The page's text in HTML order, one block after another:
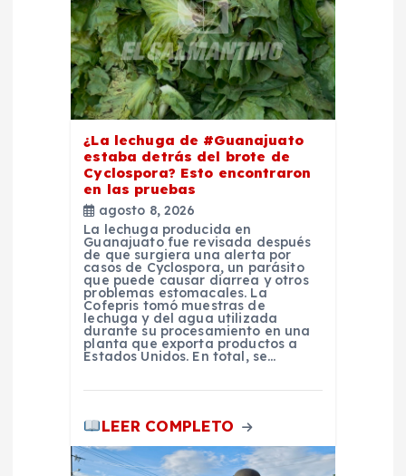
¿La lechuga de #Guanajuato
estaba detrás del brote de
Cyclospora? Esto encontraron
en las pruebas
agosto 8, 2026
La lechuga producida en
Guanajuato fue revisada después
de que surgiera una alerta por
casos de Cyclospora, un parásito
que puede causar diarrea y otros
problemas estomacales. La
Cofepris tomó muestras de
lechuga y del agua utilizada
durante su procesamiento en una
planta que exporta productos a
Estados Unidos. En total, se…
LEER COMPLETO